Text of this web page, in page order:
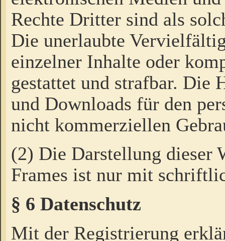
Rechte Dritter sind als
Die unerlaubte
einzelner Inhalte oder
gestattet und strafbar. Die
und Downloads für den
nicht kommerziellen
(2) Die Darstellung dieser
Frames ist nur mit
§ 6 Datenschutz
Mit der Registrierung